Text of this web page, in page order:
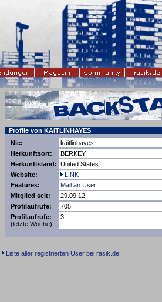
Profile von KAITLINHAYES
Nic:
kaitlinhayes
Herkunftsort:
BERKEY
Herkunftsland: United States
Website:
LINK
Features:
Mail an User
Mitglied seit:
29.09.12
Profilaufrufe:
705
Profilaufrufe:
(letzte Woche)
3
Liste aller registrierten User bei rasik.de